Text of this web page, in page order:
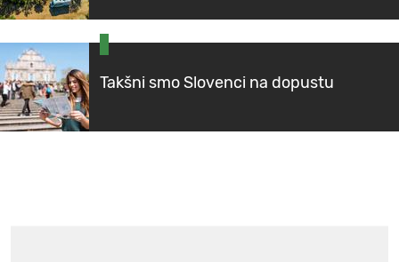
Takšni smo Slovenci na dopustu